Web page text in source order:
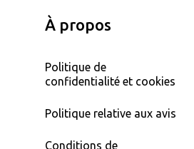
À propos
Politique de
confidentialité et cookies
Politique relative aux avis
Conditions de